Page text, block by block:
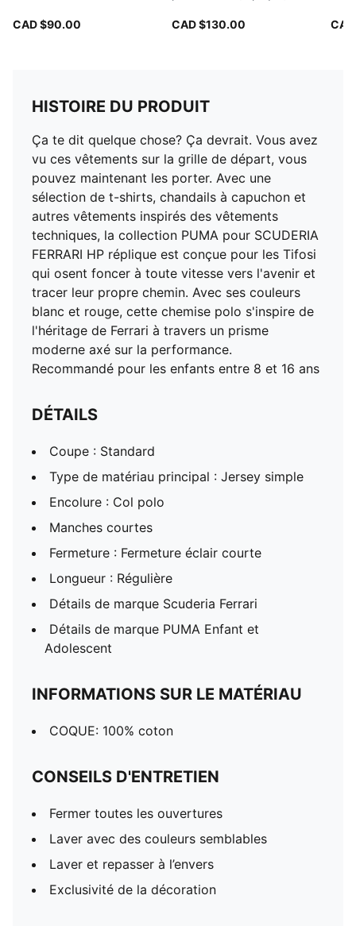
CAD $90.00 CAD $130.00
HISTOIRE DU PRODUIT
Ça te dit quelque chose? Ça devrait. Vous avez
vu ces vêtements sur la grille de départ, vous
pouvez maintenant les porter. Avec une
sélection de t-shirts, chandails à capuchon et
autres vêtements inspirés des vêtements
techniques, la collection PUMA pour SCUDERIA
FERRARI HP réplique est conçue pour les Tifosi
qui osent foncer à toute vitesse vers l'avenir et
tracer leur propre chemin. Avec ses couleurs
blanc et rouge, cette chemise polo s'inspire de
l'héritage de Ferrari à travers un prisme
moderne axé sur la performance.
Recommandé pour les enfants entre 8 et 16 ans
DÉTAILS
Coupe : Standard
Type de matériau principal : Jersey simple
Encolure : Col polo
Manches courtes
Fermeture : Fermeture éclair courte
Longueur : Régulière
Détails de marque Scuderia Ferrari
Détails de marque PUMA Enfant et
Adolescent
INFORMATIONS SUR LE MATÉRIAU
COQUE: 100% coton
CONSEILS D'ENTRETIEN
Fermer toutes les ouvertures
Laver avec des couleurs semblables
Laver et repasser à l’envers
Exclusivité de la décoration